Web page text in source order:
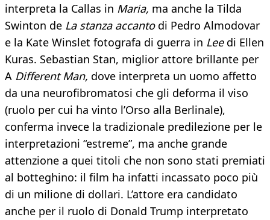
interpreta la Callas in Maria, ma anche la Tilda
Swinton de La stanza accantodi Pedro Almodovar
e la Kate Winslet fotografa di guerra in Leedi Ellen
Kuras. Sebastian Stan, miglior attore brillante per
A Different Man, dove interpreta un uomo affetto
da una neurofibromatosi che gli deforma il viso
(ruolo per cui ha vinto l’Orso alla Berlinale),
conferma invece la tradizionale predilezione per le
interpretazioni “estreme”, ma anche grande
attenzione a quei titoli che non sono stati premiati
al botteghino: il film ha infatti incassato poco più
di un milione di dollari. L’attore era candidato
anche per il ruolo di Donald Trump interpretato